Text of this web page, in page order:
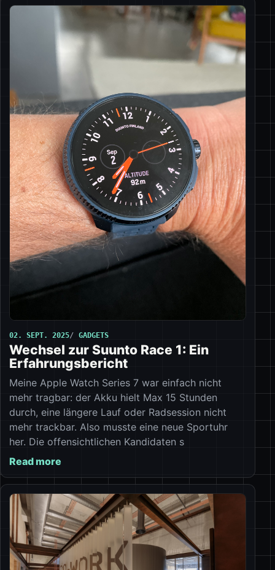
02. SEPT. 2025 GADGETS
Wechsel zur Suunto Race 1: Ein
Erfahrungsbericht
Meine Apple Watch Series 7 war einfach nicht
mehr tragbar: der Akku hielt Max 15 Stunden
durch, eine längere Lauf oder Radsession nicht
mehr trackbar. Also musste eine neue Sportuhr
her. Die offensichtlichen Kandidaten s
Read more